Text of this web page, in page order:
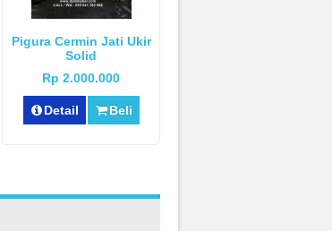
Pigura Cermin Jati Ukir
Solid
Rp 2.000.000
Detail Beli